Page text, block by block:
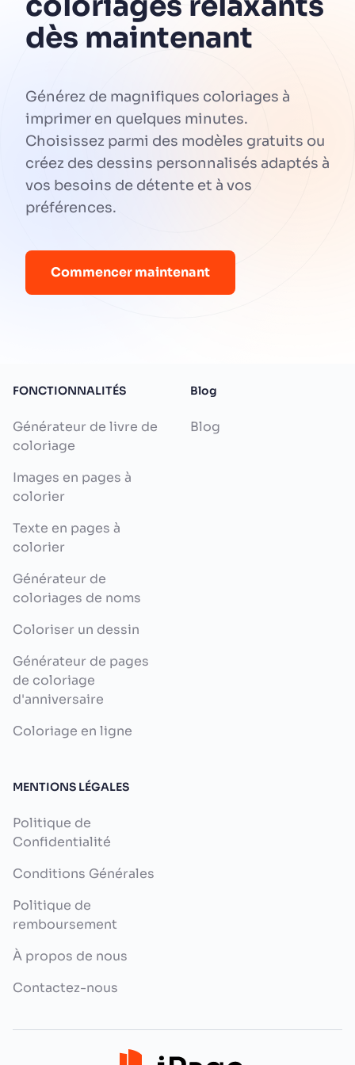
dès maintenant
Générez de magnifiques coloriages à
imprimer en quelques minutes.
Choisissez parmi des modèles gratuits ou
créez des dessins personnalisés adaptés à
vos besoins de détente et à vos
préférences.
Commencer maintenant
FONCTIONNALITÉS
Générateur de livre de
coloriage
Images en pages à
colorier
Texte en pages à
colorier
Générateur de
coloriages de noms
Coloriser un dessin
Générateur de pages
de coloriage
d'anniversaire
Coloriage en ligne
Blog
Blog
MENTIONS LÉGALES
Politique de
Confidentialité
Conditions Générales
Politique de
remboursement
À propos de nous
Contactez-nous